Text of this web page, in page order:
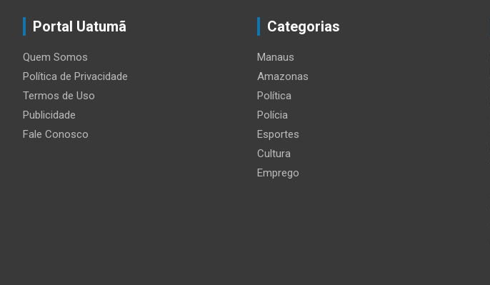
Portal Uatumã
Quem Somos
Política de Privacidade
Termos de Uso
Publicidade
Fale Conosco
Categorias
Manaus
Amazonas
Política
Polícia
Esportes
Cultura
Emprego